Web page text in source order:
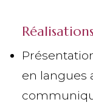
en langues